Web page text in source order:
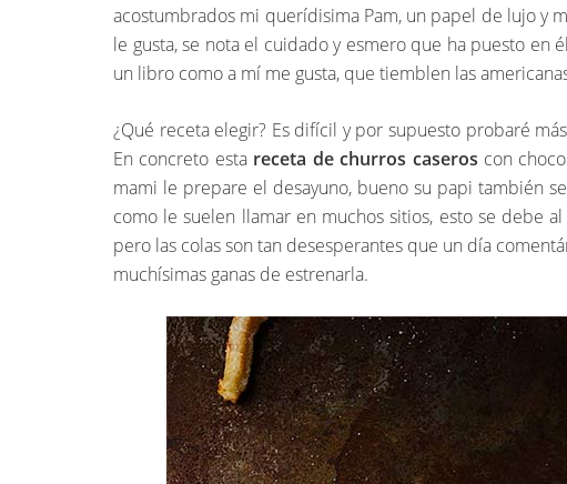
acostumbrados mi querídisima Pam, un papel de lujo y
le gusta, se nota el cuidado y esmero que ha puesto
un libro como a mí me gusta, que tiemblen las
¿Qué receta elegir? Es difícil y por supuesto probaré
En concreto esta receta de churros caseros con
mami le prepare el desayuno, bueno su papi también
como le suelen llamar en muchos sitios, esto se debe
pero las colas son tan desesperantes que un día
muchísimas ganas de estrenarla.